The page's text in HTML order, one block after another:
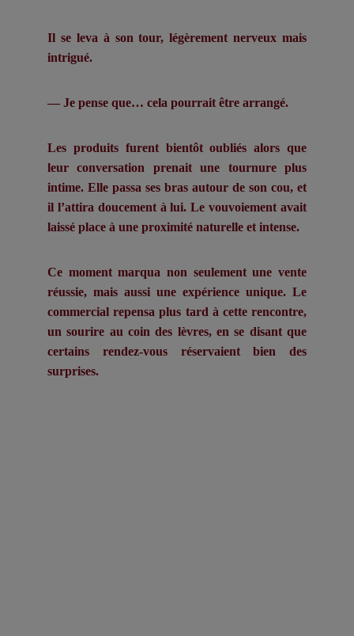
Il se leva à son tour, légèrement nerveux mais
intrigué.
— Je pense que… cela pourrait être arrangé.
Les produits furent bientôt oubliés alors que
leur conversation prenait une tournure plus
intime. Elle passa ses bras autour de son cou, et
il l’attira doucement à lui. Le vouvoiement avait
laissé place à une proximité naturelle et intense.
Ce moment marqua non seulement une vente
réussie, mais aussi une expérience unique. Le
commercial repensa plus tard à cette rencontre,
un sourire au coin des lèvres, en se disant que
certains rendez-vous réservaient bien des
surprises.